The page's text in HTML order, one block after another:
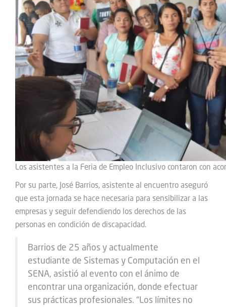
Los asistentes a la Feria de Empleo Inclusivo contaron con
Por su parte, José Barrios, asistente al encuentro aseguró
que esta jornada se hace necesaria para sensibilizar a las
empresas y seguir defendiendo los derechos de las
personas en condición de discapacidad.
Barrios de 25 años y actualmente
estudiante de Sistemas y Computación en el
SENA, asistió al evento con el ánimo de
encontrar una organización, donde efectuar
sus prácticas profesionales. “Los límites no